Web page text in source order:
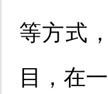
等方式
目，在